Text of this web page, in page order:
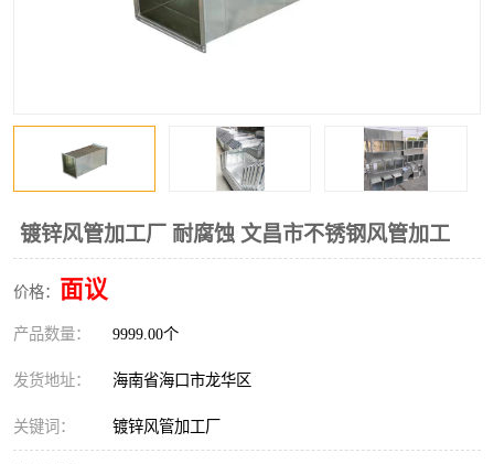
镀锌风管加工厂 耐腐蚀 文昌市不锈钢风管加工
价格： 面议
产品数量： 9999.00个
发货地址： 海南省海口市龙华区
关键词： 镀锌风管加工厂
消防风机
不锈钢烟罩
排烟风机 百叶风口
油烟净化器